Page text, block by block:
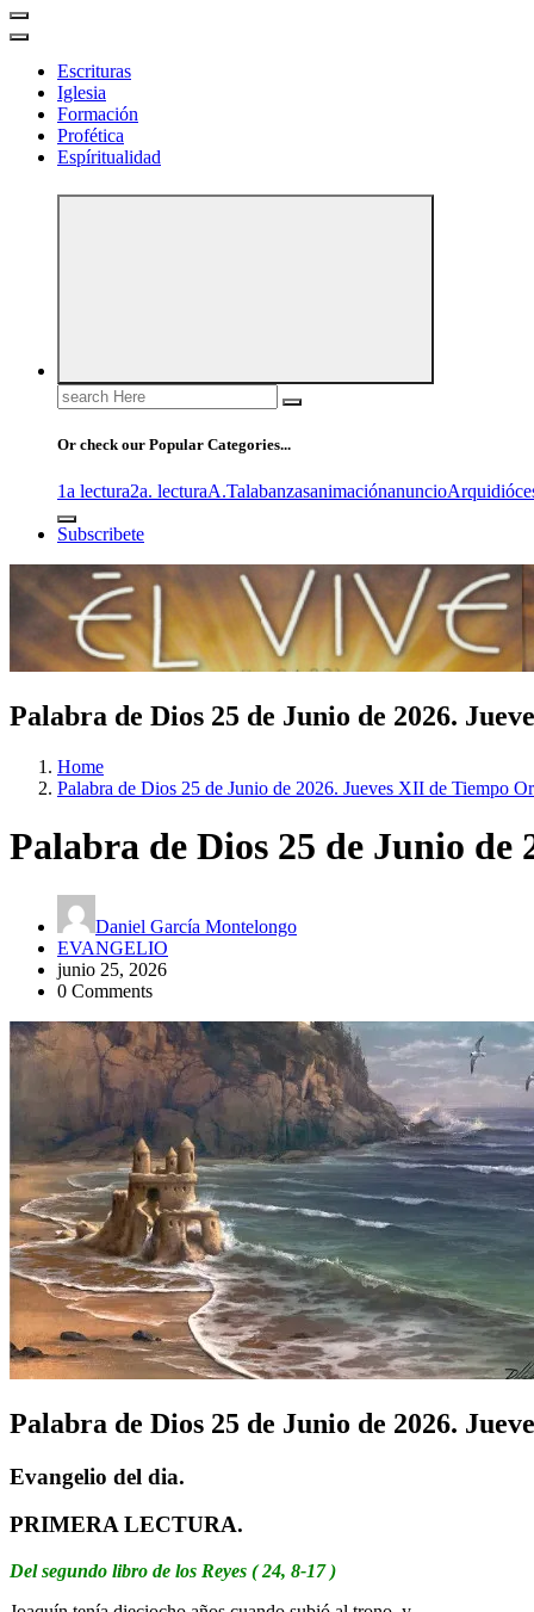
Escrituras
Iglesia
Formación
Profética
Espíritualidad
Search
for:
Or check our Popular Categories...
1a lectura2a. lecturaA.Talabanzasanimaciónanuncio
Subscribete
Palabra de Dios 25 de Junio de 2026.
Home
Palabra de Dios 25 de Junio de 2026. Jueves XII de Tiempo
Palabra de Dios 25 de Junio
Daniel García Montelongo
EVANGELIO
junio 25, 2026
0 Comments
Palabra de Dios 25 de Junio de 2026.
Evangelio del dia.
PRIMERA LECTURA.
Del segundo libro de los Reyes ( 24, 8-17 )